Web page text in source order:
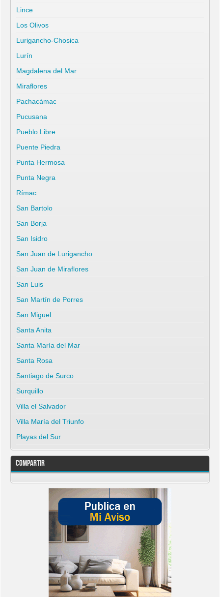
Lince
Los Olivos
Lurigancho-Chosica
Lurín
Magdalena del Mar
Miraflores
Pachacámac
Pucusana
Pueblo Libre
Puente Piedra
Punta Hermosa
Punta Negra
Rímac
San Bartolo
San Borja
San Isidro
San Juan de Lurigancho
San Juan de Miraflores
San Luis
San Martín de Porres
San Miguel
Santa Anita
Santa María del Mar
Santa Rosa
Santiago de Surco
Surquillo
Villa el Salvador
Villa María del Triunfo
Playas del Sur
Compartir